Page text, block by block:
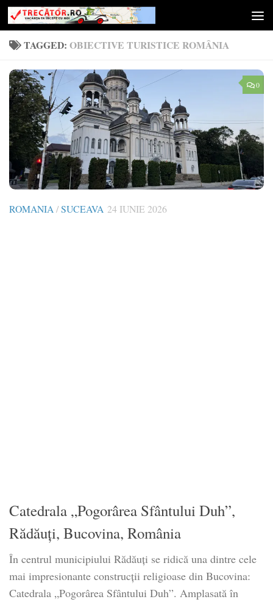
Skip to content
TAGGED: OBIECTIVE TURISTICE ROMÂNIA
0
ROMANIA/SUCEAVA 24 IUNIE 2026
Catedrala „Pogorârea Sfântului Duh”,
Rădăuți, Bucovina, România
În centrul municipiului Rădăuți se ridică una dintre cele
mai impresionante construcții religioase din Bucovina:
Catedrala „Pogorârea Sfântului Duh”. Amplasată în